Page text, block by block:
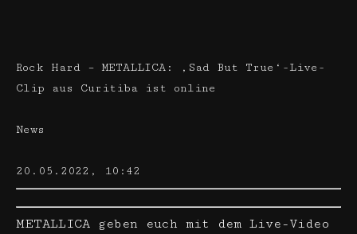
Rock Hard – METALLICA: ‚Sad But True‘-Live-
Clip aus Curitiba ist online
News
20.05.2022, 10:42
METALLICA geben euch mit dem Live-Video